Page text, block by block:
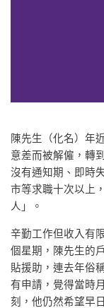
陳先生（化名）年
意差而被解僱，轉
沒有通知期、即時
市等求職十次以上
人」。
辛勤工作但收入有
個星期，陳先生的
貼援助，連去年俗
有申請，覺得當時
刻，他仍然希望早